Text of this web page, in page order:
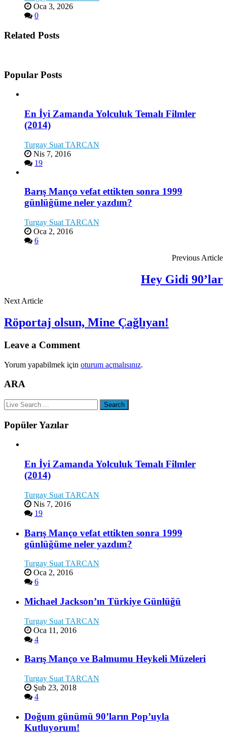
Oca 3, 2026
0
Related Posts
Popular Posts
En İyi Zamanda Yolculuk Temalı Filmler
(2014)
Turgay Suat TARCAN
Nis 7, 2016
19
Barış Manço vefat ettikten sonra 1999
günlüğüme neler yazdım?
Turgay Suat TARCAN
Oca 2, 2016
6
Previous Article
Hey Gidi 90’lar
Next Article
Röportaj olsun, Mine Çağlıyan!
Leave a Comment
Yorum yapabilmek için oturum açmalısınız.
ARA
Popüler Yazılar
En İyi Zamanda Yolculuk Temalı Filmler
(2014)
Turgay Suat TARCAN
Nis 7, 2016
19
Barış Manço vefat ettikten sonra 1999
günlüğüme neler yazdım?
Turgay Suat TARCAN
Oca 2, 2016
6
Michael Jackson’ın Türkiye Günlüğü
Turgay Suat TARCAN
Oca 11, 2016
4
Barış Manço ve Balmumu Heykeli Müzeleri
Turgay Suat TARCAN
Şub 23, 2018
4
Doğum günümü 90’ların Pop’uyla
Kutluyorum!